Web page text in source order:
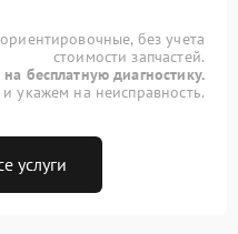
без учета
стоимости запчастей.
бесплатную диагностику.
укажем на неисправность.
услуги